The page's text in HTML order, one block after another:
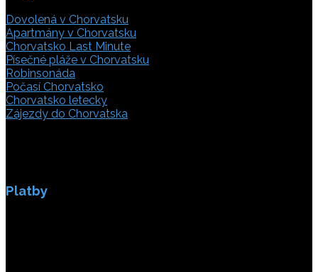
Dovolená v Chorvatsku
Apartmány v Chorvatsku
Chorvatsko Last Minute
Písečné pláže v Chorvatsku
Robinsonáda
Počasí Chorvatsko
Chorvatsko letecky
Zájezdy do Chorvatska
Platby